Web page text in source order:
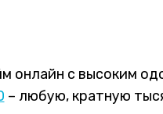
онлайн с высоким
– любую, кратную